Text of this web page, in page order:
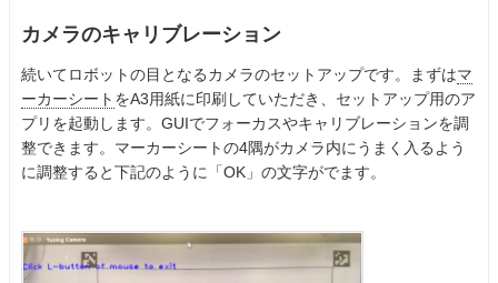
カメラのキャリブレーション
続いてロボットの目となるカメラのセットアップです。まずはマ
ーカーシート をA3用紙に印刷していただき、セットアップ用のア
プリを起動します。GUIでフォーカスやキャリブレーションを調
整できます。マーカーシートの4隅がカメラ内にうまく入るよう
に調整すると下記のように「OK」の文字がでます。